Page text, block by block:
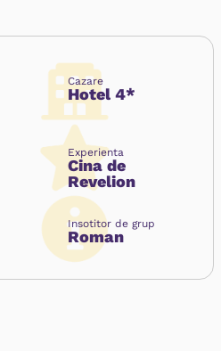
Cazare
Hotel 4*
Experienta
Cina de
Revelion
Insotitor de grup
Roman